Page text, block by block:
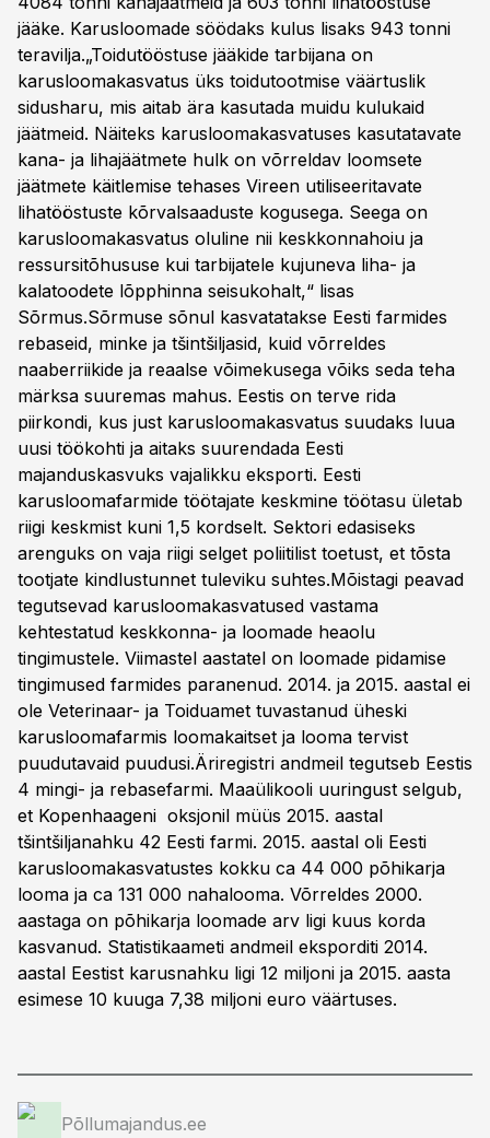
jääke. Karusloomade söödaks kulus lisaks 943 tonni
teravilja.„Toidutööstuse jääkide tarbijana on
karusloomakasvatus üks toidutootmise väärtuslik
sidusharu, mis aitab ära kasutada muidu kulukaid
jäätmeid. Näiteks karusloomakasvatuses kasutatavate
kana- ja lihajäätmete hulk on võrreldav loomsete
jäätmete käitlemise tehases Vireen utiliseeritavate
lihatööstuste kõrvalsaaduste kogusega. Seega on
karusloomakasvatus oluline nii keskkonnahoiu ja
ressursitõhususe kui tarbijatele kujuneva liha- ja
kalatoodete lõpphinna seisukohalt,“ lisas
Sõrmus.Sõrmuse sõnul kasvatatakse Eesti farmides
rebaseid, minke ja tšintšiljasid, kuid võrreldes
naaberriikide ja reaalse võimekusega võiks seda teha
märksa suuremas mahus. Eestis on terve rida
piirkondi, kus just karusloomakasvatus suudaks luua
uusi töökohti ja aitaks suurendada Eesti
majanduskasvuks vajalikku eksporti. Eesti
karusloomafarmide töötajate keskmine töötasu ületab
riigi keskmist kuni 1,5 kordselt. Sektori edasiseks
arenguks on vaja riigi selget poliitilist toetust, et tõsta
tootjate kindlustunnet tuleviku suhtes.Mõistagi peavad
tegutsevad karusloomakasvatused vastama
kehtestatud keskkonna- ja loomade heaolu
tingimustele. Viimastel aastatel on loomade pidamise
tingimused farmides paranenud. 2014. ja 2015. aastal ei
ole Veterinaar- ja Toiduamet tuvastanud üheski
karusloomafarmis loomakaitset ja looma tervist
puudutavaid puudusi.Äriregistri andmeil tegutseb Eestis
4 mingi- ja rebasefarmi. Maaülikooli uuringust selgub,
et Kopenhaageni oksjonil müüs 2015. aastal
tšintšiljanahku 42 Eesti farmi. 2015. aastal oli Eesti
karusloomakasvatustes kokku ca 44 000 põhikarja
looma ja ca 131 000 nahalooma. Võrreldes 2000.
aastaga on põhikarja loomade arv ligi kuus korda
kasvanud. Statistikaameti andmeil eksporditi 2014.
aastal Eestist karusnahku ligi 12 miljoni ja 2015. aasta
esimese 10 kuuga 7,38 miljoni euro väärtuses.
Põllumajandus.ee